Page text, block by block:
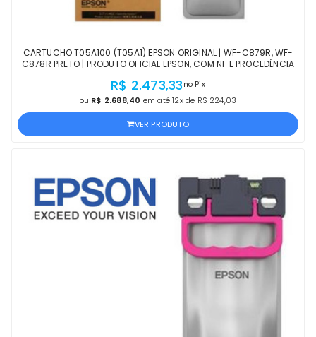
CARTUCHO T05A100 (T05A1) EPSON ORIGINAL | WF-C879R, WF-
C878R PRETO | PRODUTO OFICIAL EPSON, COM NF E PROCEDÊNCIA
R$ 2.473,33 no Pix
ou R$ 2.688,40 em até 12x de R$ 224,03
VER PRODUTO